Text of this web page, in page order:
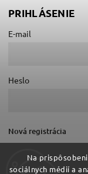
Na
sociálnych médií a
PRIHLÁSENIE
E-mail
Heslo
Nová registrácia
Zabudnuté heslo